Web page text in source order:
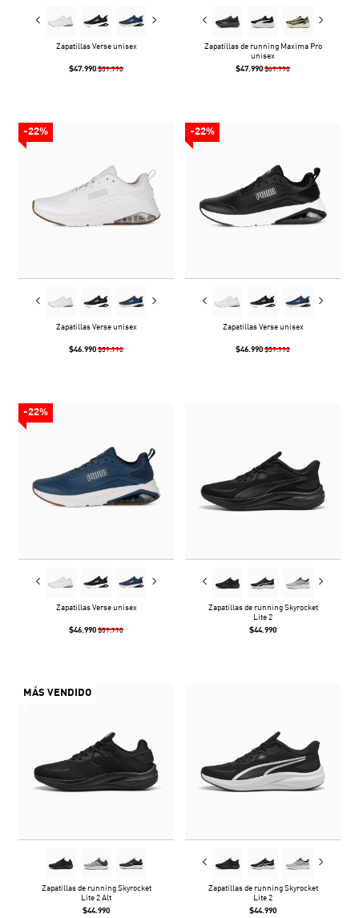
Zapatillas Verse unisex
$47.990 $59.990
Zapatillas de running Maxima Pro
unisex
$47.990 $69.990
-22%
Zapatillas Verse unisex
$46.990 $59.990
-22%
Zapatillas Verse unisex
$46.990 $59.990
-22%
Zapatillas Verse unisex
$46.990 $59.990
Zapatillas de running Skyrocket
Lite 2
$44.990
MÁS VENDIDO
Zapatillas de running Skyrocket
Lite 2 Alt
$44.990
Zapatillas de running Skyrocket
Lite 2
$44.990